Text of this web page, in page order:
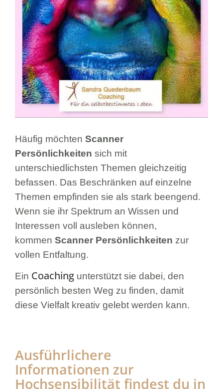
Häufig möchten Scanner
Persönlichkeiten sich mit
unterschiedlichsten Themen gleichzeitig
befassen. Das Beschränken auf einzelne
Themen empfinden sie als stark beengend.
Wenn sie ihr Spektrum an Wissen und
Interessen voll ausleben können,
kommen Scanner Persönlichkeiten zur
vollen Entfaltung.
Ein Coaching unterstützt sie dabei, den
persönlich besten Weg zu finden, damit
diese Vielfalt kreativ gelebt werden kann.
Ausführlichere
Informationen zur
Hochsensibilität findest du in